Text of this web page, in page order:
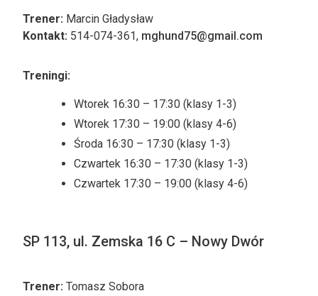
Trener: Marcin Gładysław
Kontakt: 514-074-361, mghund75@gmail.com
Treningi:
Wtorek 16:30 – 17:30 (klasy 1-3)
Wtorek 17:30 – 19:00 (klasy 4-6)
Środa 16:30 – 17:30 (klasy 1-3)
Czwartek 16:30 – 17:30 (klasy 1-3)
Czwartek 17:30 – 19:00 (klasy 4-6)
SP 113, ul. Zemska 16 C – Nowy Dwór
Trener: Tomasz Sobora